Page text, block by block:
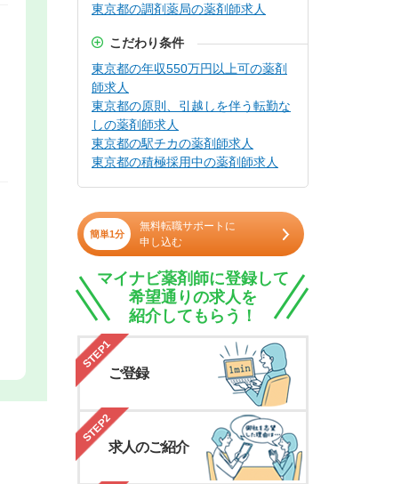
東京都の調剤薬局の薬剤師求人
こだわり条件
東京都の年収550万円以上可の薬剤
師求人
東京都の原則、引越しを伴う転勤な
しの薬剤師求人
東京都の駅チカの薬剤師求人
東京都の積極採用中の薬剤師求人
簡単1分
無料転職サポートに
申し込む
マイナビ薬剤師に登録して
希望通りの求人を
紹介してもらう！
STEP1
ご登録
STEP2
求人のご紹介